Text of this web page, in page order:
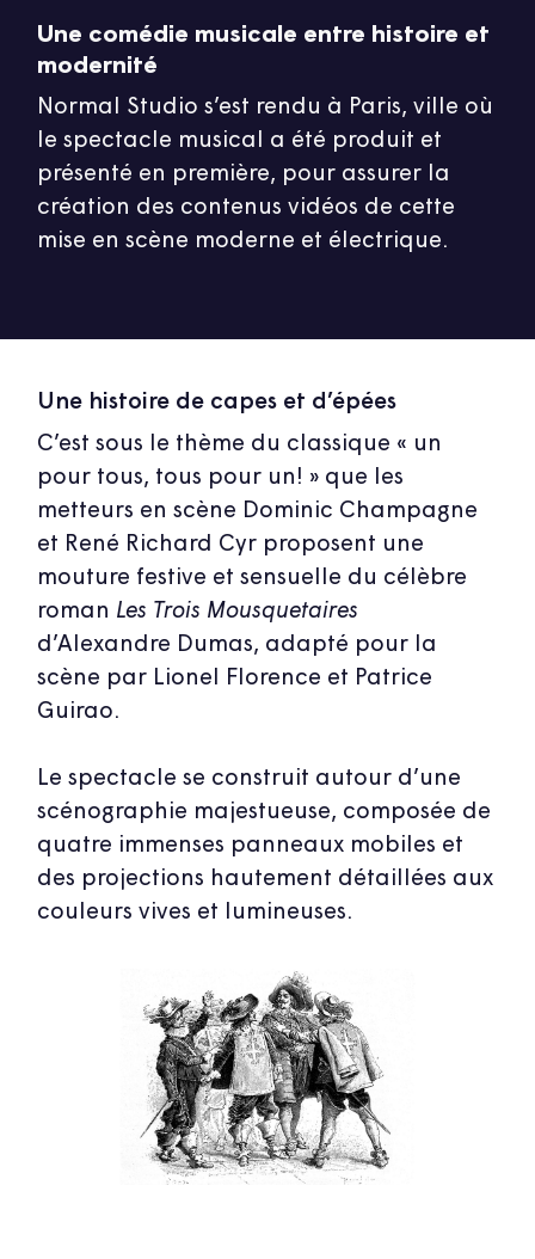
Une comédie musicale entre histoire et
modernité
Normal Studio s’est rendu à Paris, ville où
le spectacle musical a été produit et
présenté en première, pour assurer la
création des contenus vidéos de cette
mise en scène moderne et électrique.
Une histoire de capes et d’épées
C’est sous le thème du classique « un
pour tous, tous pour un! » que les
metteurs en scène Dominic Champagne
et René Richard Cyr proposent une
mouture festive et sensuelle du célèbre
roman Les Trois Mousquetaires
d’Alexandre Dumas, adapté pour la
scène par Lionel Florence et Patrice
Guirao.
Le spectacle se construit autour d’une
scénographie majestueuse, composée de
quatre immenses panneaux mobiles et
des projections hautement détaillées aux
couleurs vives et lumineuses.